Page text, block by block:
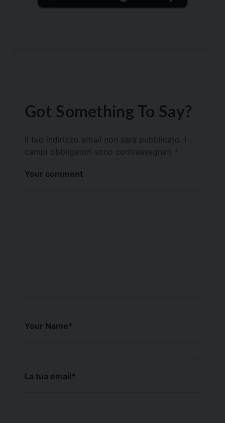
Got Something To Say?
Il tuo indirizzo email non sarà pubblicato.
campi obbligatori sono contrassegnati *
Your comment
Your Name*
La tua email*